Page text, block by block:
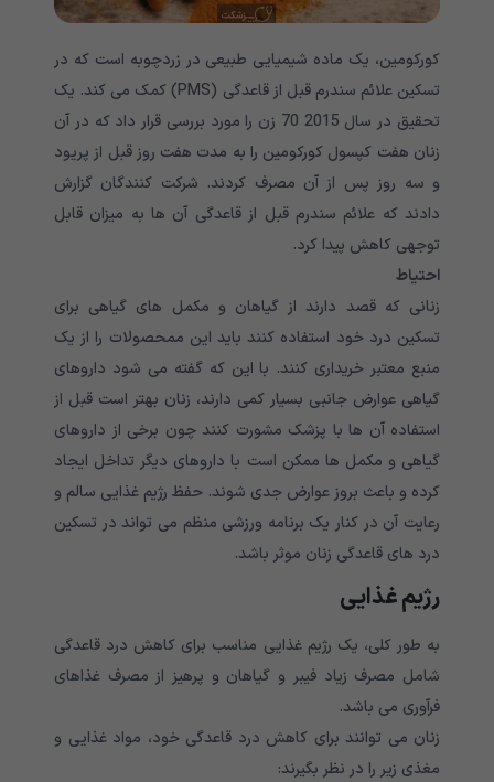
کورکومین، یک ماده شیمیایی طبیعی در زردچوبه است که در
تسکین علائم سندرم قبل از قاعدگی (PMS) کمک می کند. یک
تحقیق در سال 2015 70 زن را مورد بررسی قرار داد که در آن
زنان هفت کپسول کورکومین را به مدت هفت روز قبل از پریود
و سه روز پس از آن مصرف کردند. شرکت کنندگان گزارش
دادند که علائم سندرم قبل از قاعدگی آن ها به میزان قابل
توجهی کاهش پیدا کرد.
احتیاط
زنانی که قصد دارند از گیاهان و مکمل های گیاهی برای
تسکین درد خود استفاده کنند باید این ممحصولات را از یک
منبع معتبر خریداری کنند. با این که گفته می شود داروهای
گیاهی عوارض جانبی بسیار کمی دارند، زنان بهتر است قبل از
استفاده آن ها با پزشک مشورت کنند چون برخی از داروهای
گیاهی و مکمل ها ممکن است با داروهای دیگر تداخل ایجاد
کرده و باعث بروز عوارض جدی شوند. حفظ رژیم غذایی سالم و
رعایت آن در کنار یک برنامه ورزشی منظم می تواند در تسکین
درد های قاعدگی زنان موثر باشد.
رژیم غذایی
به طور کلی، یک رژیم غذایی مناسب برای کاهش درد قاعدگی
شامل مصرف زیاد فیبر و گیاهان و پرهیز از مصرف غذاهای
فرآوری می باشد.
زنان می توانند برای کاهش درد قاعدگی خود، مواد غذایی و
مغذی زیر را در نظر بگیرند: